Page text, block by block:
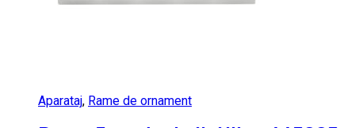
Aparataj, Rame de ornament